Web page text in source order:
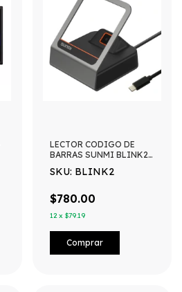
LECTOR CODIGO DE
BARRAS SUNMI BLINK2
DECODIFICACION 1D Y
SKU: BLINK2
$780.00
12 x $79.19